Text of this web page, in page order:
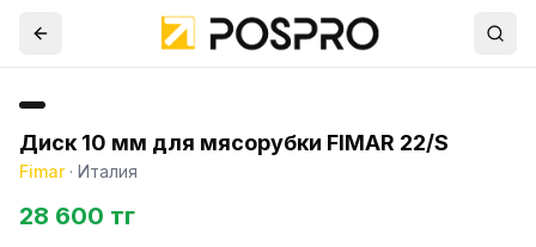
Диск 10 мм для мясорубки FIMAR 22/S
Fimar· Италия
28 600 тг